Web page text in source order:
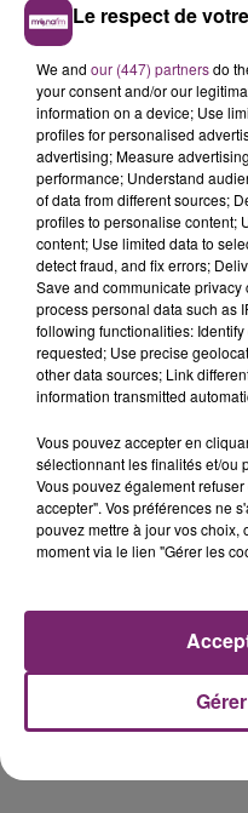
La
de
éclipse
partis
Le respect de
We and our (447) partnersdo
your consent and/or our
information on a device; Use
profiles for personalised
advertising; Measure
performance; Understand
of data from different sources;
profiles to personalise content;
content; Use limited data to
detect fraud, and fix errors;
Save and communicate
process personal data such as
following functionalities:
requested; Use precise
other data sources; Link
information transmitted
Vous pouvez accepter en
sélectionnant les finalités et/ou
Vous pouvez également
accepter". Vos préférences ne
pouvez mettre à jour vos choix,
moment via le lien "Gérer les